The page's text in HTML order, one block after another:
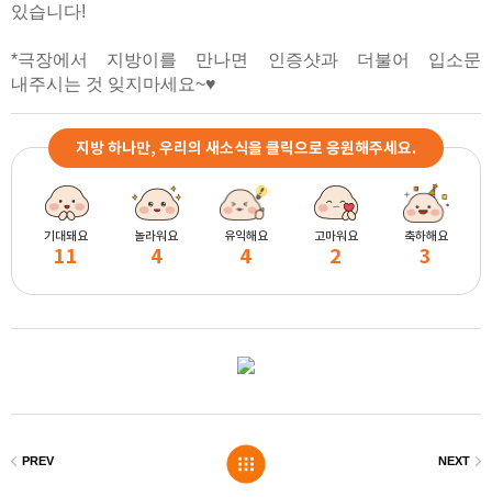
있습니다!
*극장에서 지방이를 만나면 인증샷과 더불어 입소문
내주시는 것 잊지마세요~♥
지방 하나만, 우리의 새소식을 클릭으로 응원해주세요.
기대돼요
11
놀라워요
4
유익해요
4
고마워요
2
축하해요
3